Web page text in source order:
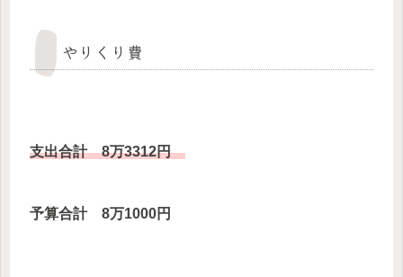
やりくり費
支出合計 8万3312円
予算合計 8万1000円